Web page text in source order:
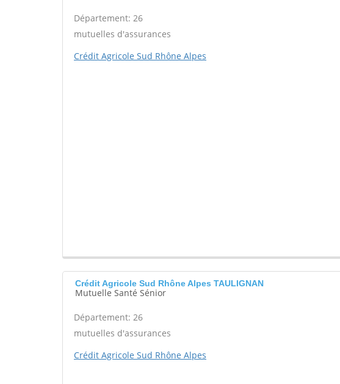
Département: 26
mutuelles d'assurances
Crédit Agricole Sud Rhône Alpes
Crédit Agricole Sud Rhône Alpes TAULIGNAN
Mutuelle Santé Sénior
Département: 26
mutuelles d'assurances
Crédit Agricole Sud Rhône Alpes